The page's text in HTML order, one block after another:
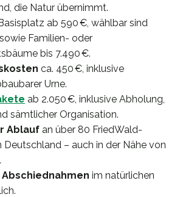
die Natur übernimmt.
ab 590 €, wählbar sind
Familien- oder
bis 7.490 €.
ca. 450 €, inklusive
Urne.
ab 2.050 €, inklusive Abholung,
sämtlicher Organisation.
Ablauf an über 80 FriedWald-
Deutschland – auch in der Nähe von
im natürlichen